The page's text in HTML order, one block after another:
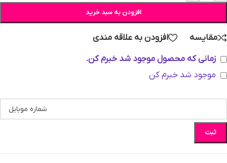
افزودن به سبد خرید
مقایسه
افزودن به علاقه مندی
زمانی که محصول موجود شد خبرم کن.
موجود شد خبرم کن
ثبت